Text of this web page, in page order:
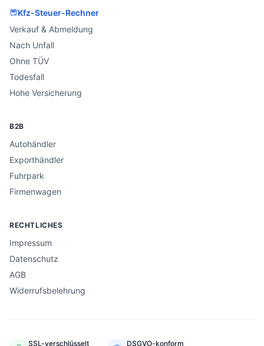
Kfz-Steuer-Rechner
Verkauf & Abmeldung
Nach Unfall
Ohne TÜV
Todesfall
Hohe Versicherung
B2B
Autohändler
Exporthändler
Fuhrpark
Firmenwagen
RECHTLICHES
Impressum
Datenschutz
AGB
Widerrufsbelehrung
SSL-verschlüsselt DSGVO-konform